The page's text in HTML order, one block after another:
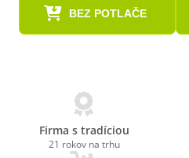
BEZ POTLAČE
Firma s tradíciou
21 rokov na trhu